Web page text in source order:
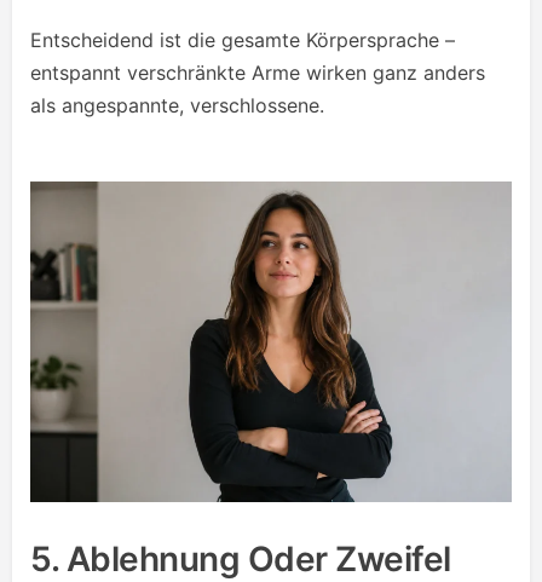
Entscheidend ist die gesamte Körpersprache –
entspannt verschränkte Arme wirken ganz anders
als angespannte, verschlossene.
5. Ablehnung Oder Zweifel